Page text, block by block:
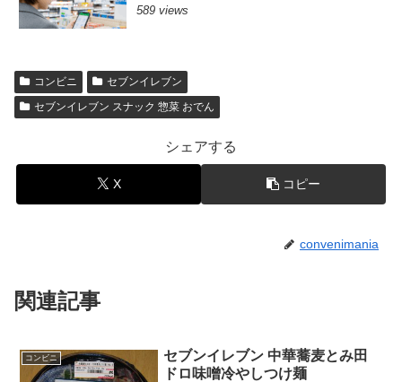
589 views
コンビニ
セブンイレブン
セブンイレブン スナック 惣菜 おでん
シェアする
X コピー
convenimania
関連記事
コンビニ
セブンイレブン 中華蕎麦とみ田
ドロ味噌冷やしつけ麺